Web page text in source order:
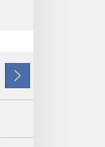
次
へ